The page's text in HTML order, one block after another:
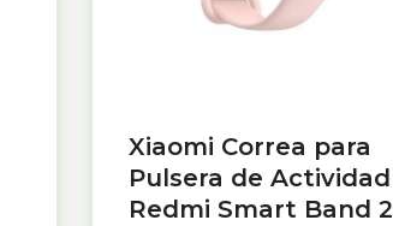
Xiaomi Correa para
Pulsera de Actividad
Redmi Smart Band 2